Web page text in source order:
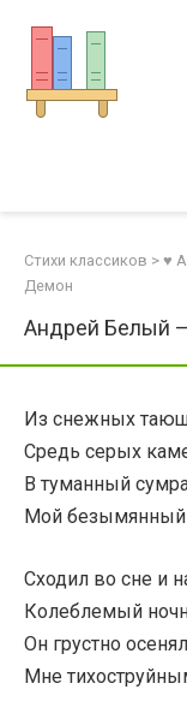
контенту
Стихи классиков > ♥
Демон
Андрей Белый
Из снежных
Средь серых
В туманный
Мой безымянный
Сходил во сне и
Колеблемый
Он грустно
Мне